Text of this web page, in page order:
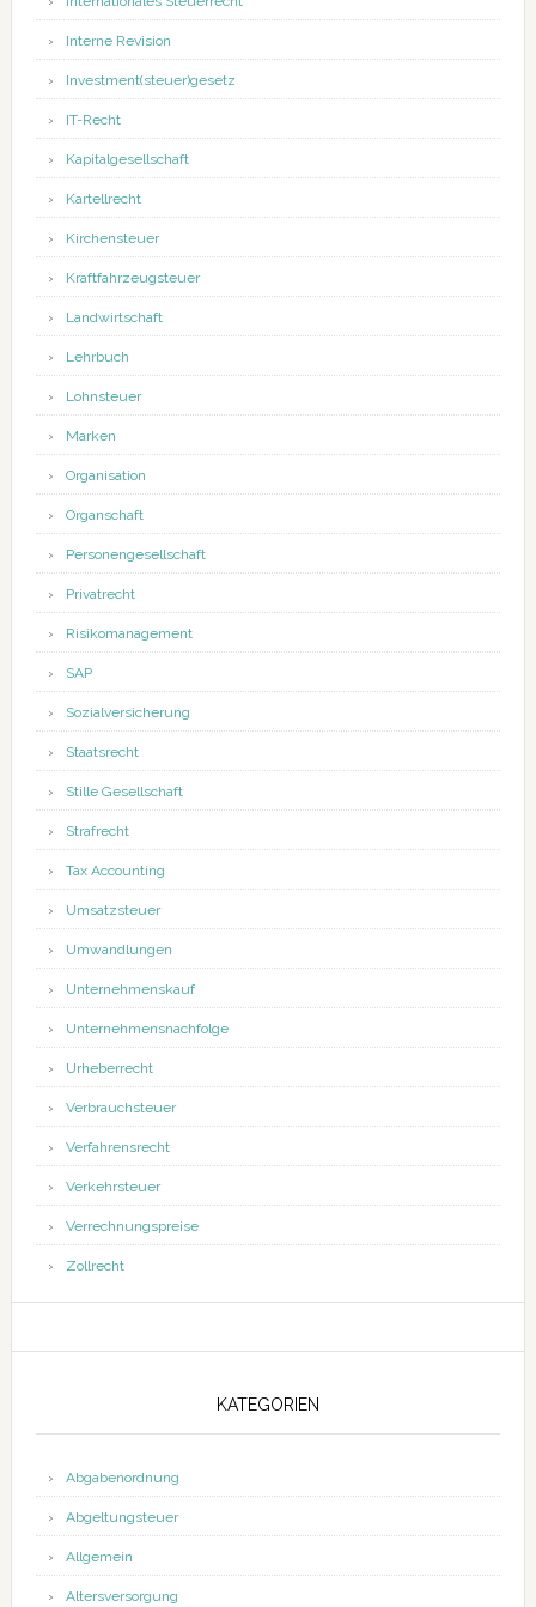
Interne Revision
Investment(steuer)gesetz
IT-Recht
Kapitalgesellschaft
Kartellrecht
Kirchensteuer
Kraftfahrzeugsteuer
Landwirtschaft
Lehrbuch
Lohnsteuer
Marken
Organisation
Organschaft
Personengesellschaft
Privatrecht
Risikomanagement
SAP
Sozialversicherung
Staatsrecht
Stille Gesellschaft
Strafrecht
Tax Accounting
Umsatzsteuer
Umwandlungen
Unternehmenskauf
Unternehmensnachfolge
Urheberrecht
Verbrauchsteuer
Verfahrensrecht
Verkehrsteuer
Verrechnungspreise
Zollrecht
KATEGORIEN
Abgabenordnung
Abgeltungsteuer
Allgemein
Altersversorgung